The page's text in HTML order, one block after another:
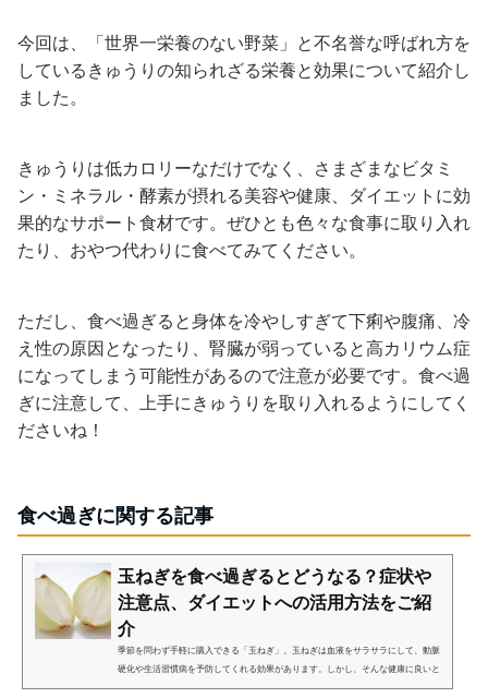
今回は、「世界一栄養のない野菜」と不名誉な呼ばれ方を
しているきゅうりの知られざる栄養と効果について紹介し
ました。
きゅうりは低カロリーなだけでなく、さまざまなビタミ
ン・ミネラル・酵素が摂れる美容や健康、ダイエットに効
果的なサポート食材です。ぜひとも色々な食事に取り入れ
たり、おやつ代わりに食べてみてください。
ただし、食べ過ぎると身体を冷やしすぎて下痢や腹痛、冷
え性の原因となったり、腎臓が弱っていると高カリウム症
になってしまう可能性があるので注意が必要です。食べ過
ぎに注意して、上手にきゅうりを取り入れるようにしてく
ださいね！
食べ過ぎに関する記事
玉ねぎを食べ過ぎるとどうなる？症状や
注意点、ダイエットへの活用方法をご紹
介
季節を問わず手軽に購入できる「玉ねぎ」。玉ねぎは血液をサラサラにして、動脈
硬化や生活習慣病を予防してくれる効果があります。しかし、そんな健康に良いと
される玉ねぎも、食べ過ぎると逆に健康を損ねてしまう可能性があるのです。今回